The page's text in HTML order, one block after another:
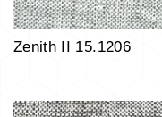
Zenith II 15.1206